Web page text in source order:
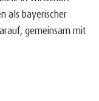
als bayerischer
gemeinsam mit